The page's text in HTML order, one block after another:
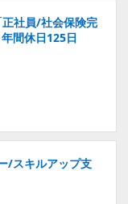
社員/社会保険完
間休日125日
/スキルアップ支